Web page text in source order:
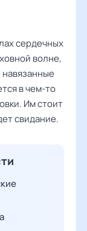
сердечных
волне,
в чем-то
Им стоит
свидание.